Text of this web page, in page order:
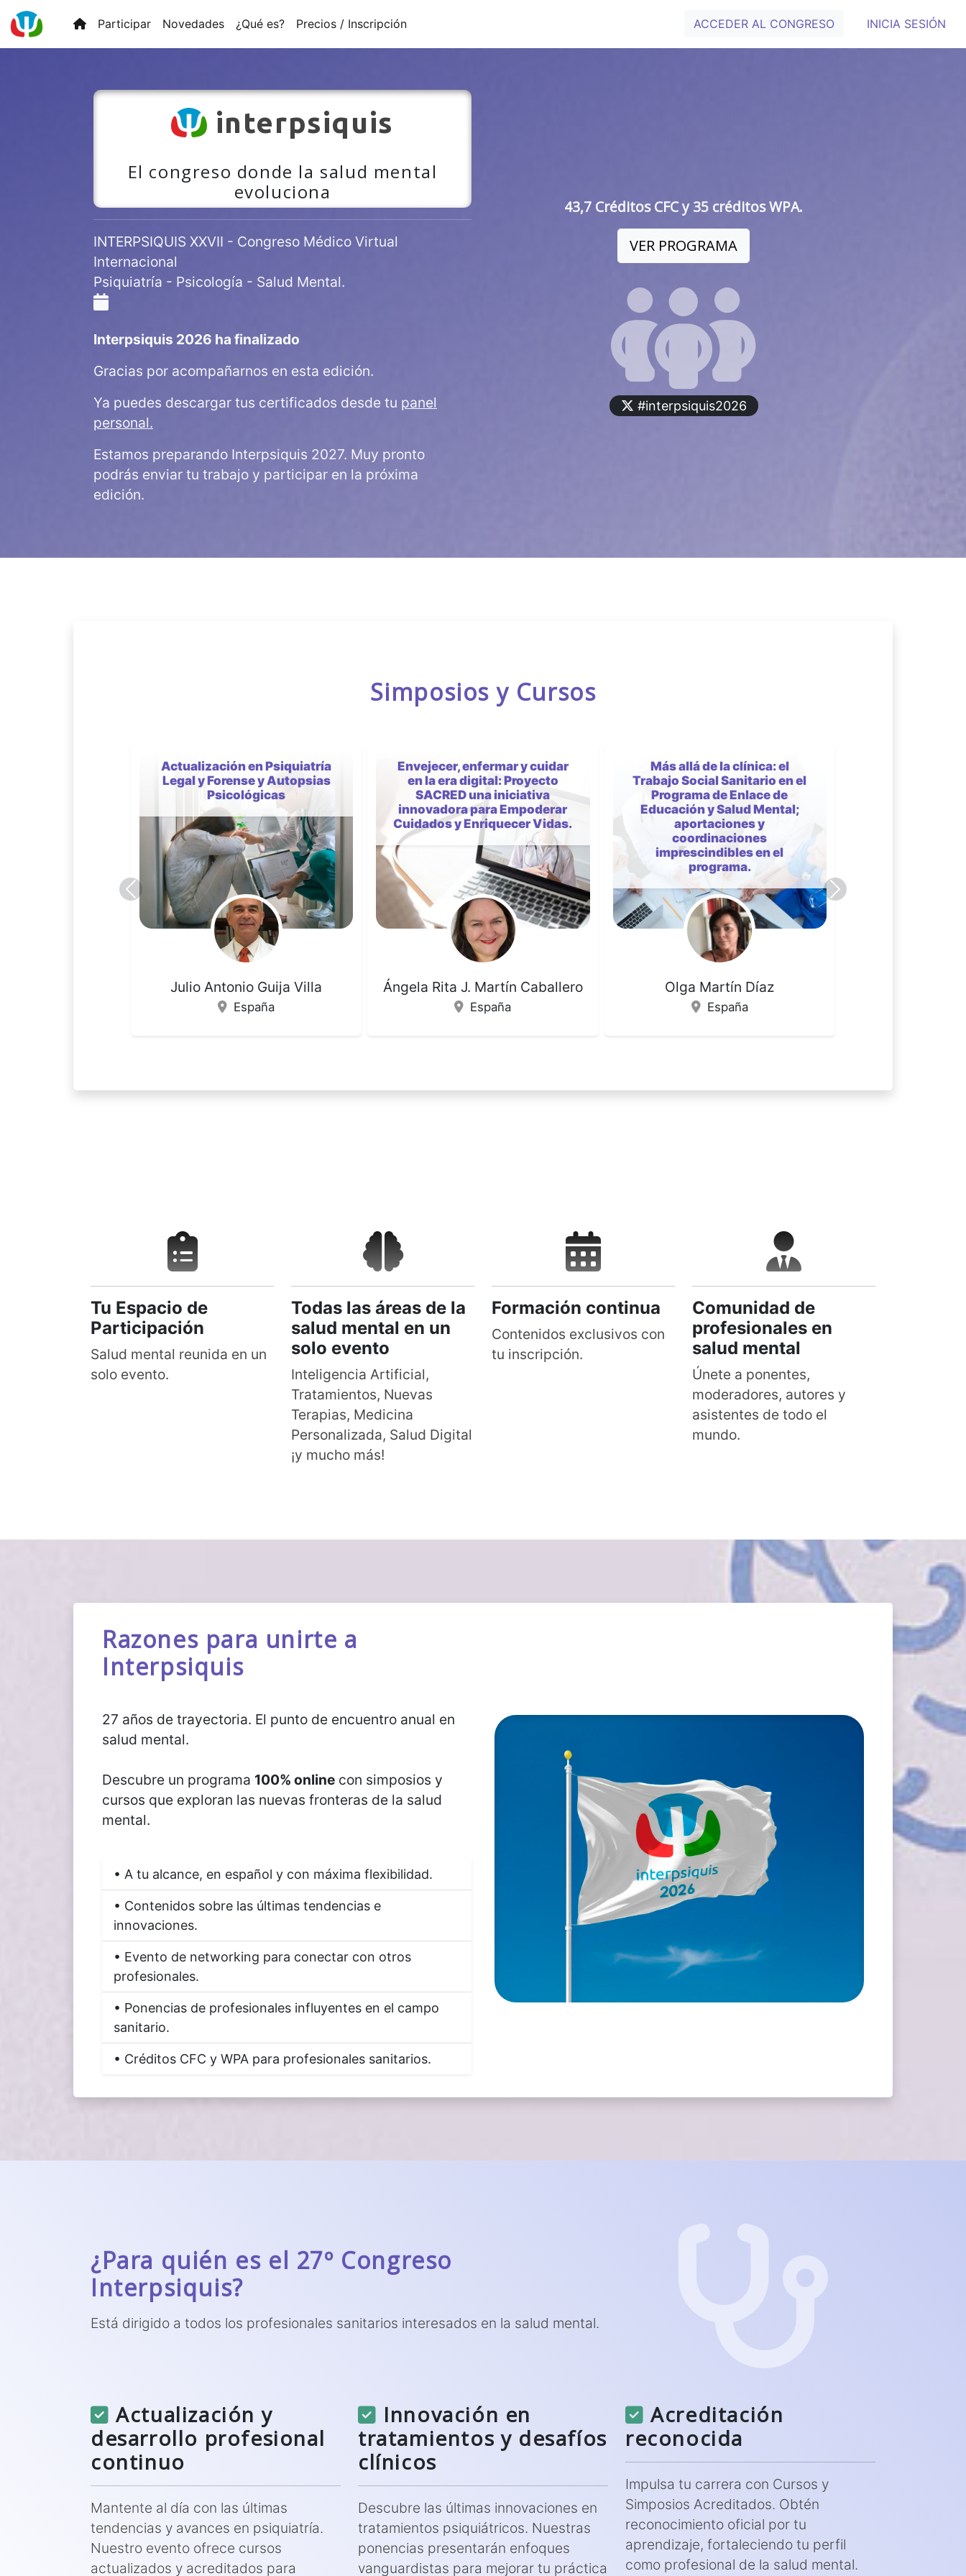
Participar Novedades ¿Qué es? Precios / Inscripción ACCEDER AL CONGRESO INICIA SESIÓN
interpsiquis
El congreso donde la salud mental
evoluciona
INTERPSIQUIS XXVII - Congreso Médico Virtual
Internacional
Psiquiatría - Psicología - Salud Mental.
Interpsiquis 2026 ha finalizado
Gracias por acompañarnos en esta edición.
Ya puedes descargar tus certificados desde tu panel
personal.
Estamos preparando Interpsiquis 2027. Muy pronto
podrás enviar tu trabajo y participar en la próxima
edición.
43,7 Créditos CFC y 35 créditos WPA.
VER PROGRAMA
#interpsiquis2026
Simposios y Cursos
Envejecer, enfermar y cuidar
en la era digital: Proyecto
SACRED una iniciativa
innovadora para Empoderar
Cuidados y Enriquecer Vidas.
Ángela Rita J. Martín Caballero
España
Más allá de la clínica: el
Trabajo Social Sanitario en el
Programa de Enlace de
Educación y Salud Mental;
aportaciones y
coordinaciones
imprescindibles en el
programa.
Olga Martín Díaz
España
Social Media Listening
Miguel Angel Alvarez de Mon
España
Tu Espacio de
Participación
Salud mental reunida en un
solo evento.
Todas las áreas de la
salud mental en un
solo evento
Inteligencia Artificial,
Tratamientos, Nuevas
Terapias, Medicina
Personalizada, Salud Digital
¡y mucho más!
Formación continua
Contenidos exclusivos con
tu inscripción.
Comunidad de
profesionales en
salud mental
Únete a ponentes,
moderadores, autores y
asistentes de todo el
mundo.
Razones para unirte a
Interpsiquis
27 años de trayectoria. El punto de encuentro anual en
salud mental.
Descubre un programa 100% online con simposios y
cursos que exploran las nuevas fronteras de la salud
mental.
• A tu alcance, en español y con máxima flexibilidad.
• Contenidos sobre las últimas tendencias e
innovaciones.
• Evento de networking para conectar con otros
profesionales.
• Ponencias de profesionales influyentes en el campo
sanitario.
• Créditos CFC y WPA para profesionales sanitarios.
¿Para quién es el 27º Congreso
Interpsiquis?
Está dirigido a todos los profesionales sanitarios interesados en la salud mental.
Actualización y
desarrollo profesional
continuo
Mantente al día con las últimas
tendencias y avances en psiquiatría.
Nuestro evento ofrece cursos
actualizados y acreditados para
Innovación en
tratamientos y desafíos
clínicos
Descubre las últimas innovaciones en
tratamientos psiquiátricos. Nuestras
ponencias presentarán enfoques
vanguardistas para mejorar tu práctica
Acreditación
reconocida
Impulsa tu carrera con Cursos y
Simposios Acreditados. Obtén
reconocimiento oficial por tu
aprendizaje, fortaleciendo tu perfil
como profesional de la salud mental.